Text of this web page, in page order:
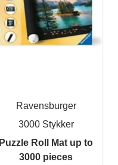
Ravensburger
3000 Stykker
Puzzle Roll Mat up to
3000 pieces